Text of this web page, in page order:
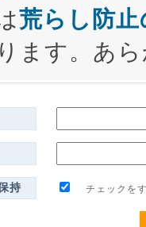
荒らし防
ます。あ
持 チェックをす